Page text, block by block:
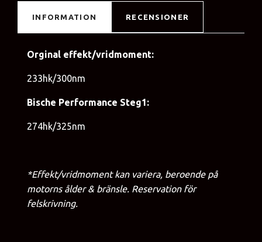
INFORMATION RECENSIONER
Orginal effekt/vridmoment:
233hk/300nm
Bische Performance Steg1:
274hk/325nm
*Effekt/vridmoment kan variera, beroende på
motorns ålder & bränsle. Reservation för
felskrivning.